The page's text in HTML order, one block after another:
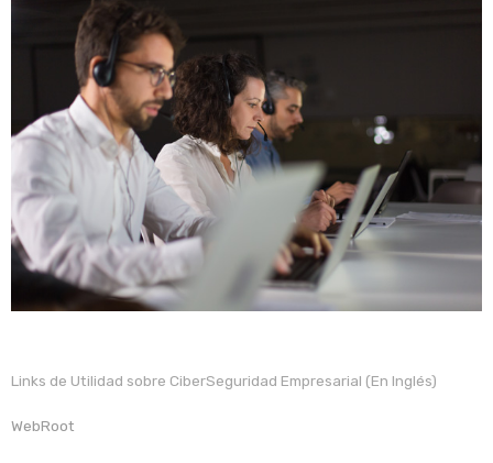
Links de Utilidad sobre CiberSeguridad Empresarial (En Inglés)
WebRoot